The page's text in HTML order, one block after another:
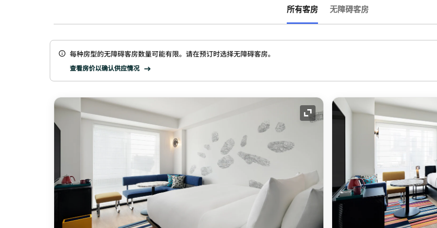
所有客房 无障碍客房
每种房型的无障碍客房数量可能有限。请在预订时选择无障碍客房。
查看房价以确认供应情况
展开图标